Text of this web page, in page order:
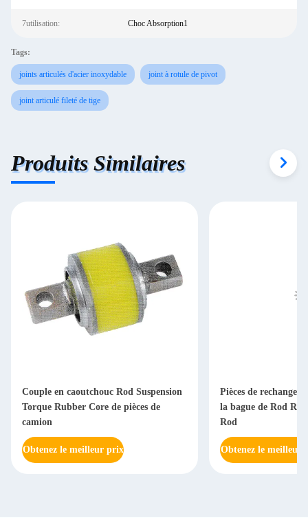
7utilisation: Choc Absorption1
Tags:
joints articulés d'acier inoxydable joint à rotule de pivot
joint articulé fileté de tige
Produits Similaires
Couple en caoutchouc Rod Suspension
Torque Rubber Core de pièces de
camion
Obtenez le meilleur prix
Pièces de rechange
la bague de Rod
Rod
Obtenez le meilleur